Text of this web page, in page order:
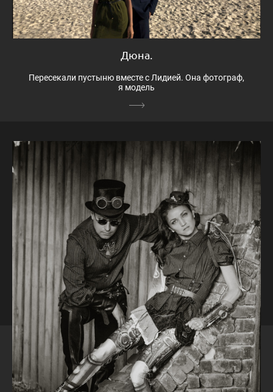
Дюна.
Пересекали пустыню вместе с Лидией. Она фотограф,
я модель